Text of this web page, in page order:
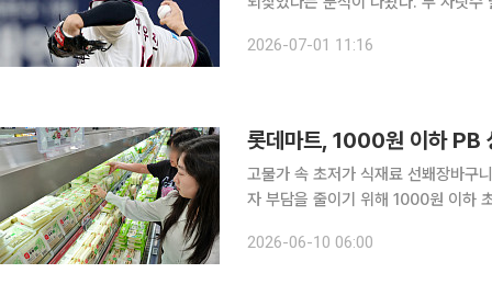
와 이재곤 해설위원, 민병헌 해설위원
2026-07-01 11:16
롯데마트, 1000원 이하 PB
고물가 속 초저가 식재료 선봬장바구니 부담 완화 총력 롯데마트가
자 부담을 줄이기 위해 1000원 이하
동기 대비 18.3% 증가했다. 이에 롯
2026-06-10 06:00